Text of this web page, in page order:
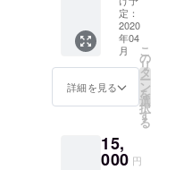
ルブッ
クを提
供。
（発行
日未定
の為、
に応じ
て提
を3年間
提供致
しま
す。 〇
オリジ
ナル
グッズ
(Tシャ
クリル
コース
定：
2020
年04
月
詳細を見る
こ
の
リ
タ
ー
ン
を
選
択
す
る
15,
000 円